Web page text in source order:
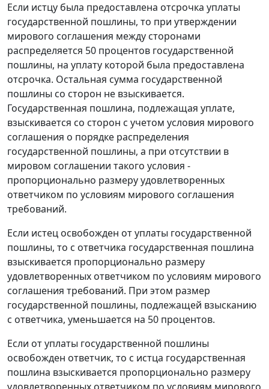
Если истцу была предоставлена отсрочка уплаты
государственной пошлины, то при утверждении
мирового соглашения между сторонами
распределяется 50 процентов государственной
пошлины, на уплату которой была предоставлена
отсрочка. Остальная сумма государственной
пошлины со сторон не взыскивается.
Государственная пошлина, подлежащая уплате,
взыскивается со сторон с учетом условия мирового
соглашения о порядке распределения
государственной пошлины, а при отсутствии в
мировом соглашении такого условия -
пропорционально размеру удовлетворенных
ответчиком по условиям мирового соглашения
требований.
Если истец освобожден от уплаты государственной
пошлины, то с ответчика государственная пошлина
взыскивается пропорционально размеру
удовлетворенных ответчиком по условиям мирового
соглашения требований. При этом размер
государственной пошлины, подлежащей взысканию
с ответчика, уменьшается на 50 процентов.
Если от уплаты государственной пошлины
освобожден ответчик, то с истца государственная
пошлина взыскивается пропорционально размеру